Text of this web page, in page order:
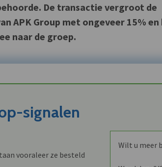
De transactie vergroot de
APK Group met ongeveer 15%
naar de groep.
signalen
vooraleer ze besteld
Wilt u meer